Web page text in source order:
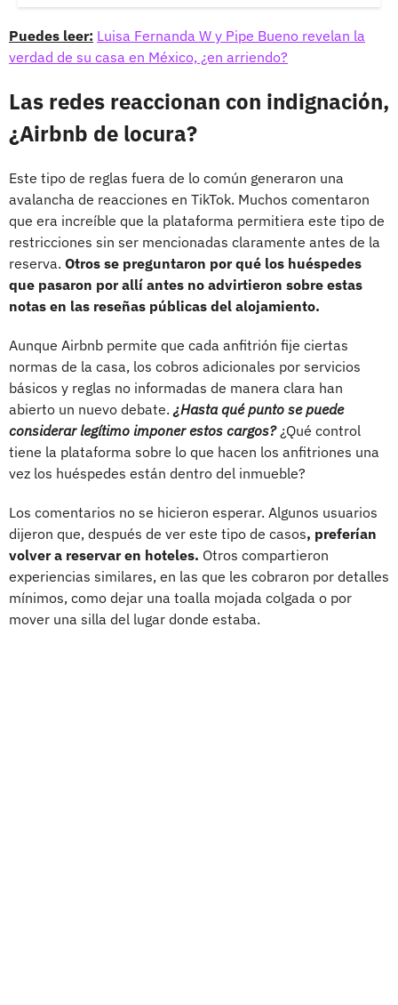
Puedes leer: Luisa Fernanda W y Pipe Bueno revelan la
verdad de su casa en México, ¿en arriendo?
Las redes reaccionan con indignación,
¿Airbnb de locura?
Este tipo de reglas fuera de lo común generaron una
avalancha de reacciones en TikTok. Muchos comentaron
que era increíble que la plataforma permitiera este tipo de
restricciones sin ser mencionadas claramente antes de la
reserva. Otros se preguntaron por qué los huéspedes
que pasaron por allí antes no advirtieron sobre estas
notas en las reseñas públicas del alojamiento.
Aunque Airbnb permite que cada anfitrión fije ciertas
normas de la casa, los cobros adicionales por servicios
básicos y reglas no informadas de manera clara han
abierto un nuevo debate. ¿Hasta qué punto se puede
considerar legítimo imponer estos cargos?¿Qué control
tiene la plataforma sobre lo que hacen los anfitriones una
vez los huéspedes están dentro del inmueble?
Los comentarios no se hicieron esperar. Algunos usuarios
dijeron que, después de ver este tipo de casos, preferían
volver a reservar en hoteles. Otros compartieron
experiencias similares, en las que les cobraron por detalles
mínimos, como dejar una toalla mojada colgada o por
mover una silla del lugar donde estaba.